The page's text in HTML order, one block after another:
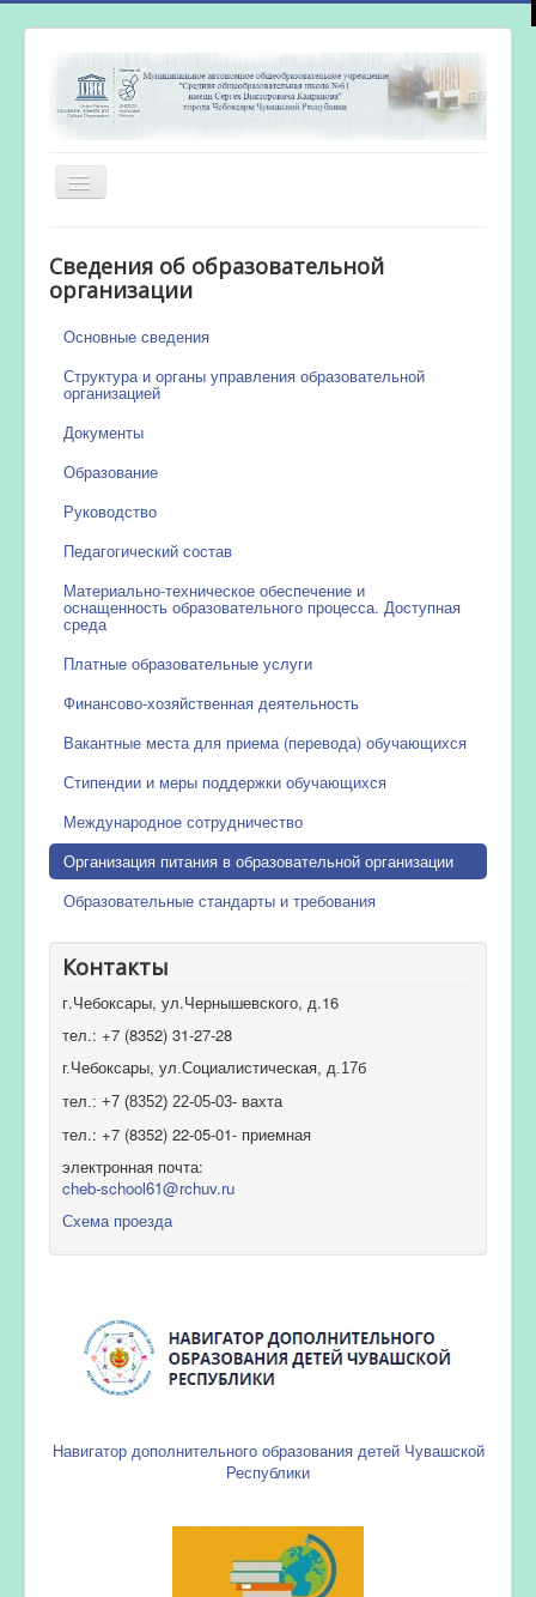
Включить/
выключить
Новости
Сведения об образовательной
организации
Основные сведения
Структура и органы управления образовательной
организацией
Документы
Образование
Руководство
Педагогический состав
Материально-техническое обеспечение и
оснащенность образовательного процесса. Доступная
среда
Платные образовательные услуги
Финансово-хозяйственная деятельность
Вакантные места для приема (перевода) обучающихся
Стипендии и меры поддержки обучающихся
Международное сотрудничество
Организация питания в образовательной организации
Образовательные стандарты и требования
Контакты
г.Чебоксары, ул.Чернышевского, д.16
тел.: +7 (8352) 31-27-28
г.Чебоксары, ул.Социалистическая, д.17б
тел.: +7 (8352) 22-05-03- вахта
тел.: +7 (8352) 22-05-01- приемная
электронная почта:
cheb-school61@rchuv.ru
Схема проезда
Навигатор дополнительного образования детей Чувашской
Республики